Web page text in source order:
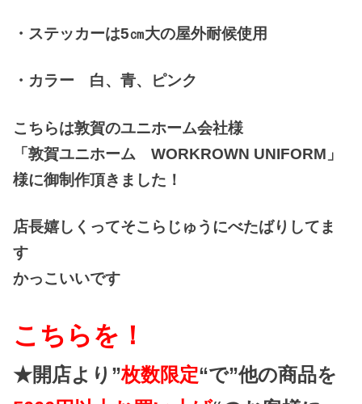
・ステッカーは5㎝大の屋外耐候使用
・カラー 白、青、ピンク
こちらは敦賀のユニホーム会社様
「敦賀ユニホーム WORKROWN UNIFORM」
様に御制作頂きました！
店長嬉しくってそこらじゅうにべたばりしてま
す
かっこいいです
こちらを！
★開店より”枚数限定“で”他の商品を